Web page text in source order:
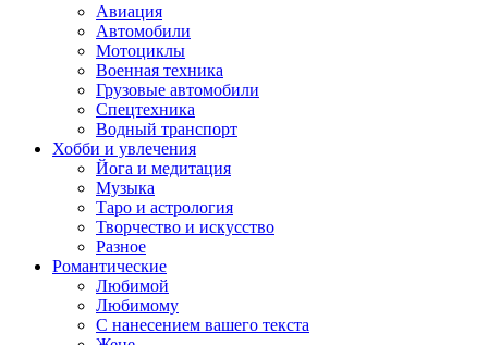
Авиация
Автомобили
Мотоциклы
Военная техника
Грузовые автомобили
Спецтехника
Водный транспорт
Хобби и увлечения
Йога и медитация
Музыка
Таро и астрология
Творчество и искусство
Разное
Романтические
Любимой
Любимому
С нанесением вашего текста